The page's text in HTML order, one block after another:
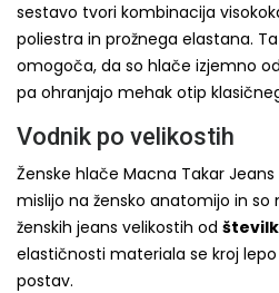
sestavo tvori kombinacija
poliestra in prožnega elastana.
omogoča, da so hlače izjemno
pa ohranjajo mehak otip
Vodnik po velikostih
Ženske hlače Macna Takar
mislijo na žensko anatomijo in so
ženskih jeans velikostih od
elastičnosti materiala se kroj
postav.